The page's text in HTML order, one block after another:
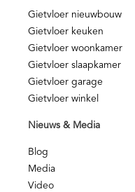
Gietvloer nieuwbouw
Gietvloer keuken
Gietvloer woonkamer
Gietvloer slaapkamer
Gietvloer garage
Gietvloer winkel
Nieuws & Media
Blog
Media
Video